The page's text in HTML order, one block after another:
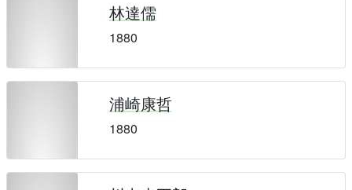
林達儒
1880
浦崎康哲
1880